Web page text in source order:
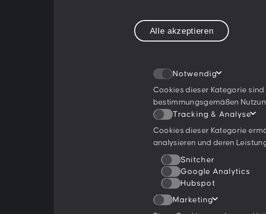
Alle akzeptieren
Notwendig
Cookies dieser Kategorie
bestimmungsgemäßen
Tracking & Analyse
Cookies dieser Kategorie
analysieren und deren
Snitcher
Google Analytics
Hubspot
Marketing
together!
Ratings & Qualifikationen